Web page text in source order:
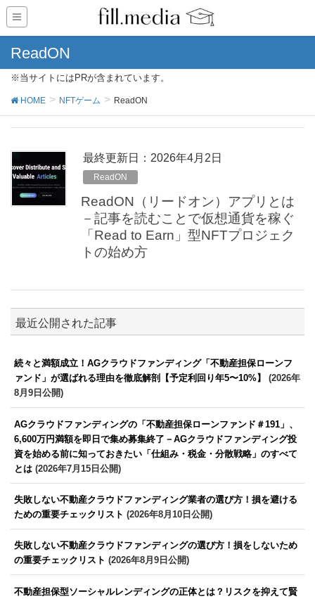
ReadON
※当サイトにはPRが含まれています。
HOME NFTゲーム ReadON
最終更新日：2026年4月2日
ReadON
ReadON（リードオン）アプリとは
－記事を読むことで仮想通貨を稼ぐ
「Read to Earn」型NFTプロジェク
トの始め方
最近公開された記事
続々と満額成立！AGクラウドファンディング「不動産担保ローンフ
ァンド」が選ばれる理由を徹底解剖【予定利回り年5〜10%】
(2026年
8月9日公開)
AGクラウドファンディングの「不動産担保ローンファンド＃191」、
6,600万円満額を即日で集め募集終了－AGクラウドファンディング投
資を始める前に知っておきたい「仕組み・税金・分散戦略」のすべて
とは (2026年7月15日公開)
失敗しない不動産クラウドファンディング業者の選び方！損を避ける
ための重要チェックリスト (2026年8月10日公開)
失敗しない不動産クラウドファンディングの選び方！損をしないため
の重要チェックリスト (2026年8月9日公開)
不動産担保型ソーシャルレンディングの正体とは？リスクを抑えて賢